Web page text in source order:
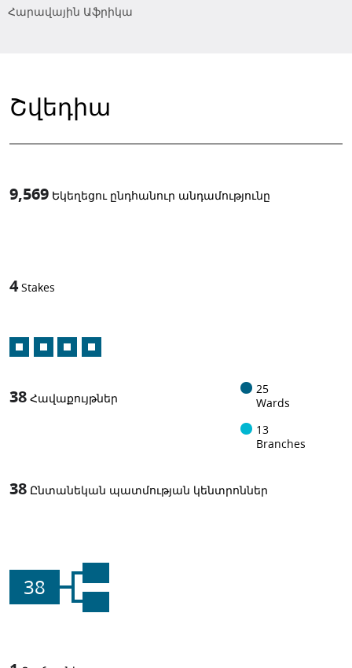
Հարավային Աֆրիկա
Շվեդիա
9,569 Եկեղեցու ընդհանուր անդամությունը
4 Stakes
38 Հավաքույթներ
25
Wards
13
Branches
38 Ընտանեկան պատմության կենտրոններ
38